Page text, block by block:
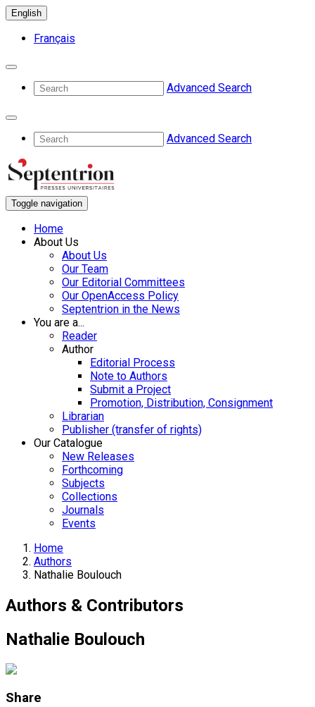
English
Français
Advanced Search
Advanced Search
Toggle navigation
Home
About Us
About Us
Our Team
Our Editorial Committees
Our OpenAccess Policy
Septentrion in the News
You are a...
Reader
Author
Editorial Process
Note to Authors
Submit a Project
Promotion, Distribution, Consignment
Librarian
Publisher (transfer of rights)
Our Catalogue
New Releases
Forthcoming
Subjects
Collections
Journals
Events
Home
Authors
Nathalie Boulouch
Authors & Contributors
Nathalie Boulouch
Share